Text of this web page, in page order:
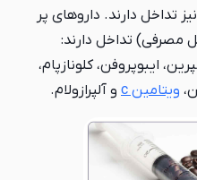
تداخل دارند. داروهای پر
مصرفی) تداخل دارند:
ایبوپروفن، کلونازپام،
ویتامین c و آلپرازولام.